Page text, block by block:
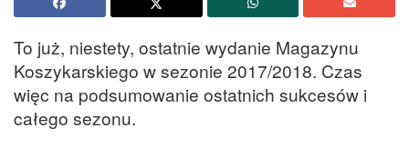
To już, niestety, ostatnie wydanie Magazynu
Koszykarskiego w sezonie 2017/2018. Czas
więc na podsumowanie ostatnich sukcesów i
całego sezonu.